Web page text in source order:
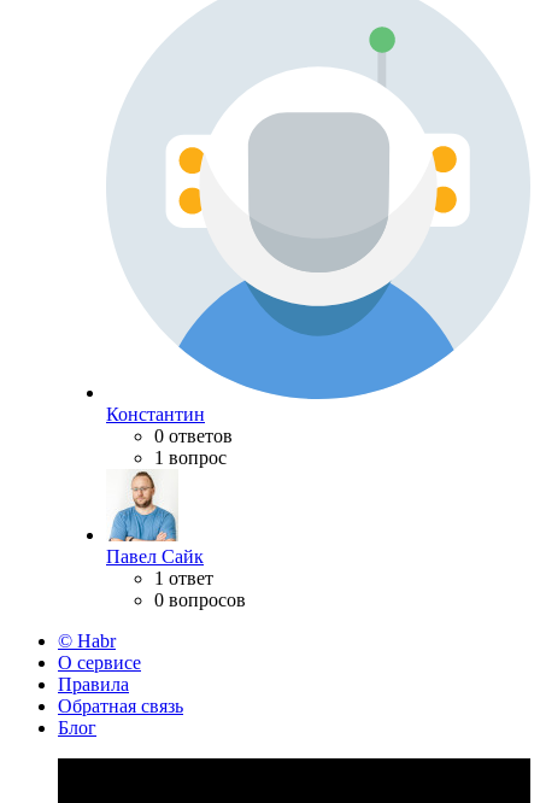
Константин
0 ответов
1 вопрос
Павел Сайк
1 ответ
0 вопросов
© Habr
О сервисе
Правила
Обратная связь
Блог